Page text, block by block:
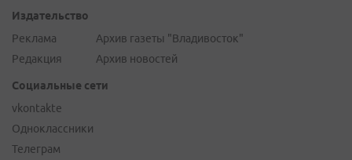
Издательство
Реклама
Редакция
Архив газеты "Владивосток"
Архив новостей
Социальные сети
vkontakte
Одноклассники
Телеграм